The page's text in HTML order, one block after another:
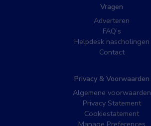
Vragen
Adverteren
FAQ’s
Helpdesk nascholingen
Contact
Privacy & Voorwaarden
Algemene voorwaarden
Privacy Statement
Cookiestatement